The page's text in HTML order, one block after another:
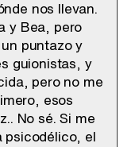
nos llevan.
y Bea, pero
puntazo y
guionistas, y
pero no me
esos
No sé. Si me
psicodélico, el